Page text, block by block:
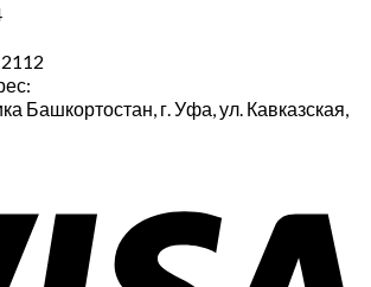
Башкортостан, г. Уфа, ул. Кавказская,